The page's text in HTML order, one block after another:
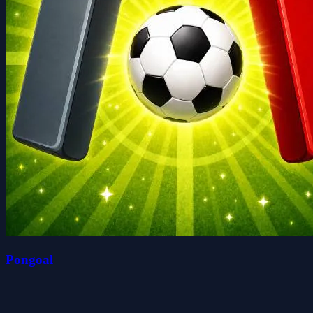
Pongoal